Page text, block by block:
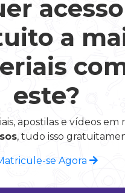
acesso
a
este?
apostilas e vídeos em
, tudo isso
se Agora